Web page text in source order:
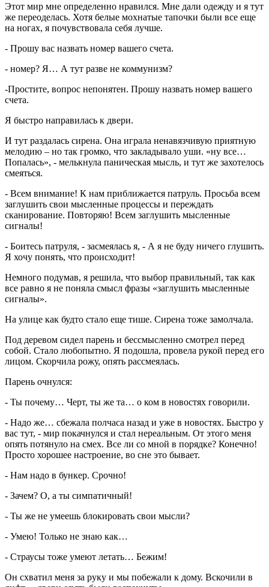
Этот мир мне определенно нравился. Мне дали одежду и я тут
же переоделась. Хотя белые мохнатые тапочки были все еще
на ногах, я почувствовала себя лучше.
- Прошу вас назвать номер вашего счета.
- номер? Я… А тут разве не коммунизм?
-Простите, вопрос непонятен. Прошу назвать номер вашего
счета.
Я быстро направилась к двери.
И тут раздалась сирена. Она играла ненавязчивую приятную
мелодию – но так громко, что закладывало уши. «ну все…
Попалась», - мелькнула паническая мысль, и тут же захотелось
смеяться.
- Всем внимание! К нам приближается патруль. Просьба всем
заглушить свои мысленные процессы и переждать
сканирование. Повторяю! Всем заглушить мысленные
сигналы!
- Боитесь патруля, - засмеялась я, - А я не буду ничего глушить.
Я хочу понять, что происходит!
Немного подумав, я решила, что выбор правильный, так как
все равно я не поняла смысл фразы «заглушить мысленные
сигналы».
На улице как будто стало еще тише. Сирена тоже замолчала.
Под деревом сидел парень и бессмысленно смотрел перед
собой. Стало любопытно. Я подошла, провела рукой перед его
лицом. Скорчила рожу, опять рассмеялась.
Парень очнулся:
- Ты почему… Черт, ты же та… о ком в новостях говорили.
- Надо же… сбежала полчаса назад и уже в новостях. Быстро у
вас тут, - мир покачнулся и стал нереальным. От этого меня
опять потянуло на смех. Все ли со мной в порядке? Конечно!
Просто хорошее настроение, во сне это бывает.
- Нам надо в бункер. Срочно!
- Зачем? О, а ты симпатичный!
- Ты же не умеешь блокировать свои мысли?
- Умею! Только не знаю как…
- Страусы тоже умеют летать… Бежим!
Он схватил меня за руку и мы побежали к дому. Вскочили в